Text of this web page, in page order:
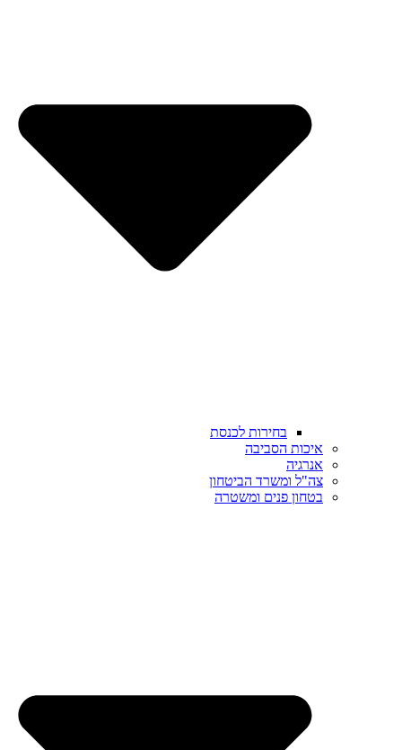
בחירות לכנסת
איכות הסביבה
אנרגיה
צה"ל ומשרד הביטחון
בטחון פנים ומשטרה